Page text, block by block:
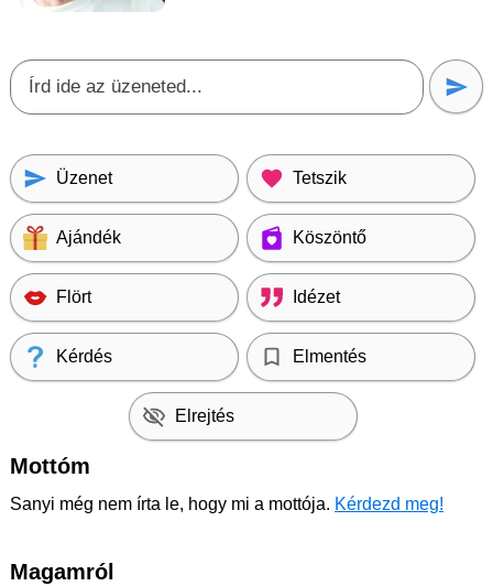
Üzenet Tetszik
Ajándék Köszöntő
Flört Idézet
Kérdés Elmentés
Elrejtés
Mottóm
Sanyi még nem írta le, hogy mi a mottója. Kérdezd meg!
Magamról